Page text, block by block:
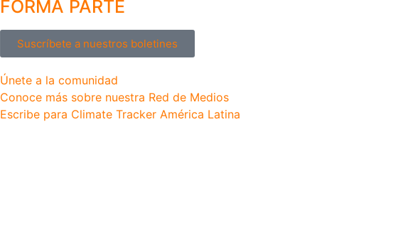
FORMA PARTE
Suscríbete a nuestros boletines
Únete a la comunidad
Conoce más sobre nuestra Red de Medios
Escribe para Climate Tracker América Latina